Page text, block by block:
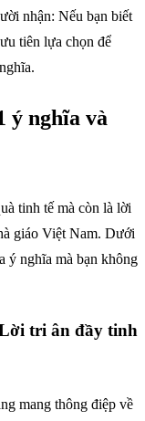
nhận: Nếu bạn biết
tiên lựa chọn để
ý nghĩa và
tinh tế mà còn là lời
giáo Việt Nam. Dưới
ý nghĩa mà bạn không
tri ân đầy tinh
mang thông điệp về